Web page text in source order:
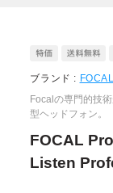
ブランド :
Focalの専門的技
型ヘッドフォン。
FOCAL
Listen